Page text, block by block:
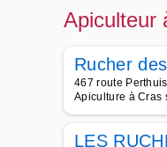
Apiculteur
Rucher
467 route
Apiculture à Cras
LES